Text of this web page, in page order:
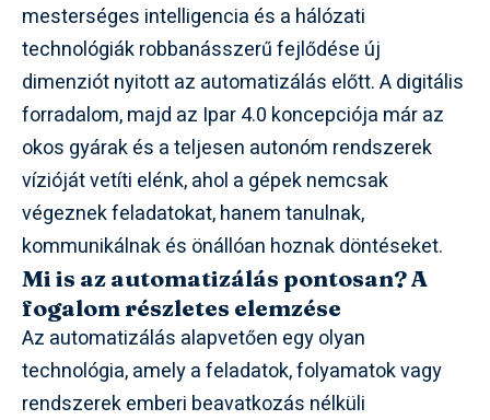
mesterséges intelligencia és a hálózati
technológiák robbanásszerű fejlődése új
dimenziót nyitott az automatizálás előtt. A digitális
forradalom, majd az Ipar 4.0 koncepciója már az
okos gyárak és a teljesen autonóm rendszerek
vízióját vetíti elénk, ahol a gépek nemcsak
végeznek feladatokat, hanem tanulnak,
kommunikálnak és önállóan hoznak döntéseket.
Mi is az automatizálás pontosan? A
fogalom részletes elemzése
Az automatizálás alapvetően egy olyan
technológia, amely a feladatok, folyamatok vagy
rendszerek emberi beavatkozás nélküli